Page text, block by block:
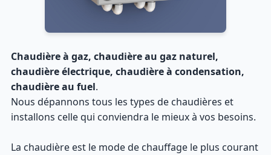
Chaudière à gaz, chaudière au gaz naturel,
chaudière électrique, chaudière à condensation,
chaudière au fuel.
Nous dépannons tous les types de chaudières et
installons celle qui conviendra le mieux à vos besoins.
La chaudière est le mode de chauffage le plus courant